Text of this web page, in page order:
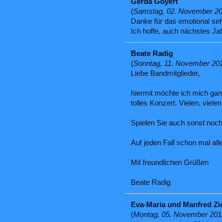
(Samstag, 02. November
Danke für das emotional
Ich hoffe, auch nächstes
Beate Radig
(Sonntag, 11. November
Liebe Bandmitglieder,
hiermit möchte ich mich
tolles Konzert. Vielen,
Spielen Sie auch sonst
Auf jeden Fall schon mal
Mit freundlichen Grüßen
Beate Radig
Eva-Maria und Manfred
(Montag, 05. November